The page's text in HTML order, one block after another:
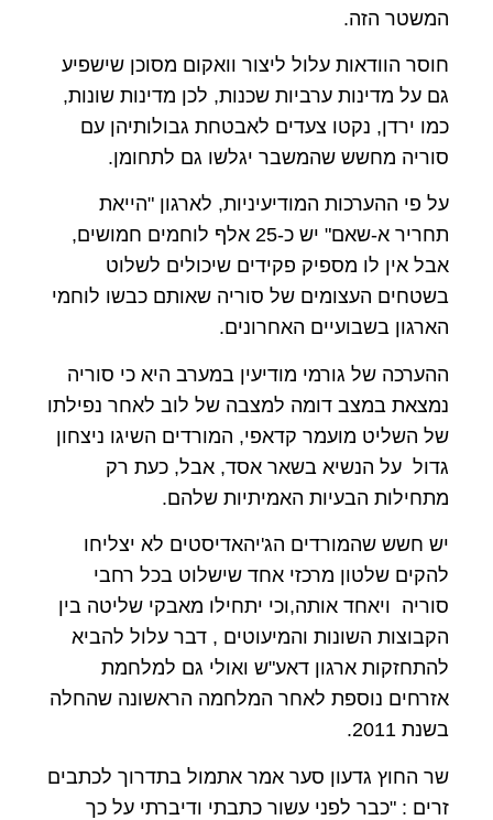
המשטר הזה.
חוסר הוודאות עלול ליצור וואקום מסוכן שישפיע
גם על מדינות ערביות שכנות, לכן מדינות שונות,
כמו ירדן, נקטו צעדים לאבטחת גבולותיהן עם
סוריה מחשש שהמשבר יגלשו גם לתחומן.
על פי ההערכות המודיעיניות, לארגון "הייאת
תחריר א-שאם" יש כ-25 אלף לוחמים חמושים,
אבל אין לו מספיק פקידים שיכולים לשלוט
בשטחים העצומים של סוריה שאותם כבשו לוחמי
הארגון בשבועיים האחרונים.
ההערכה של גורמי מודיעין במערב היא כי סוריה
נמצאת במצב דומה למצבה של לוב לאחר נפילתו
של השליט מועמר קדאפי, המורדים השיגו ניצחון
גדול על הנשיא בשאר אסד, אבל, כעת רק
מתחילות הבעיות האמיתיות שלהם.
יש חשש שהמורדים הג'יהאדיסטים לא יצליחו
להקים שלטון מרכזי אחד שישלוט בכל רחבי
סוריה ויאחד אותה,וכי יתחילו מאבקי שליטה בין
הקבוצות השונות והמיעוטים , דבר עלול להביא
להתחזקות ארגון דאע"ש ואולי גם למלחמת
אזרחים נוספת לאחר המלחמה הראשונה שהחלה
בשנת 2011.
שר החוץ גדעון סער אמר אתמול בתדרוך לכתבים
זרים : "כבר לפני עשור כתבתי ודיברתי על כך